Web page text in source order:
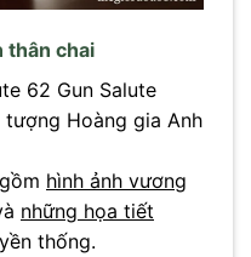
thân chai
62 Gun Salute
Hoàng gia Anh
hình ảnh vương
những họa tiết
thống.